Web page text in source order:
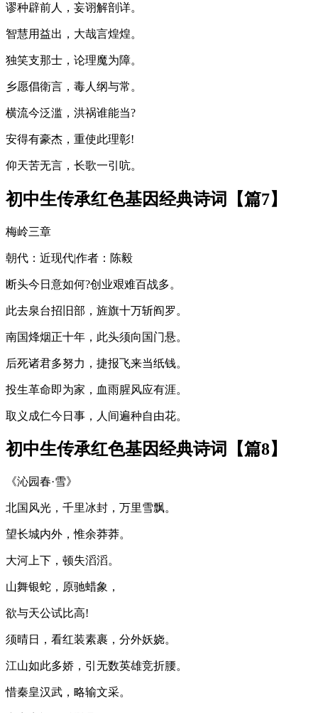
谬种辟前人，妄诩解剖详。
智慧用益出，大哉言煌煌。
独笑支那士，论理魔为障。
乡愿倡衛言，毒人纲与常。
横流今泛滥，洪祸谁能当?
安得有豪杰，重使此理彰!
仰天苦无言，长歌一引吭。
初中生传承红色基因经典诗词【篇7】
梅岭三章
朝代：近现代|作者：陈毅
断头今日意如何?创业艰难百战多。
此去泉台招旧部，旌旗十万斩阎罗。
南国烽烟正十年，此头须向国门悬。
后死诸君多努力，捷报飞来当纸钱。
投生革命即为家，血雨腥风应有涯。
取义成仁今日事，人间遍种自由花。
初中生传承红色基因经典诗词【篇8】
《沁园春·雪》
北国风光，千里冰封，万里雪飘。
望长城内外，惟余莽莽。
大河上下，顿失滔滔。
山舞银蛇，原驰蜡象，
欲与天公试比高!
须晴日，看红装素裹，分外妖娆。
江山如此多娇，引无数英雄竞折腰。
惜秦皇汉武，略输文采。